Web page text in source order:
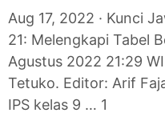
Aug 17, 2022 · Kunci
21: Melengkapi Tabel
Agustus 2022 21:29
Tetuko. Editor: Arif
IPS kelas 9 … 1